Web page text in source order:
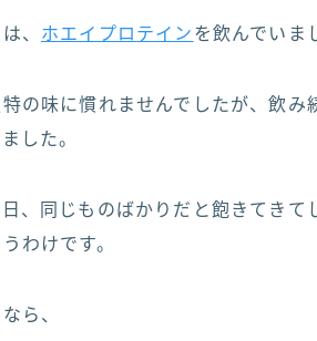
、 ホエイプロテイン を飲んでいま
の味に慣れませんでしたが、飲
した。
、同じものばかりだと飽きてき
わけです。
ら、